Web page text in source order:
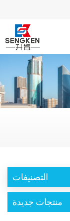
التصنيفات
منتجات جديدة